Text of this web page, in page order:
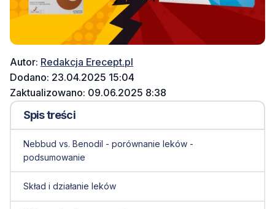
Autor: Redakcja Erecept.pl
Dodano: 23.04.2025 15:04
Zaktualizowano: 09.06.2025 8:38
Spis treści
Nebbud vs. Benodil - porównanie leków -
podsumowanie
Skład i działanie leków